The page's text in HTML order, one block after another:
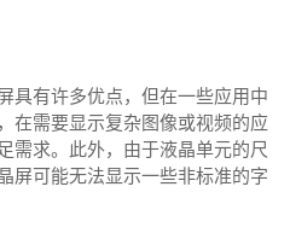
具有许多优点，但在一些应用中
在需要显示复杂图像或视频的应
需求。此外，由于液晶单元的尺
屏可能无法显示一些非标准的字